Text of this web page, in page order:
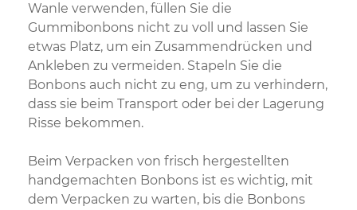
Wanle verwenden, füllen Sie die
Gummibonbons nicht zu voll und lassen Sie
etwas Platz, um ein Zusammendrücken und
Ankleben zu vermeiden. Stapeln Sie die
Bonbons auch nicht zu eng, um zu verhindern,
dass sie beim Transport oder bei der Lagerung
Risse bekommen.
Beim Verpacken von frisch hergestellten
handgemachten Bonbons ist es wichtig, mit
dem Verpacken zu warten, bis die Bonbons